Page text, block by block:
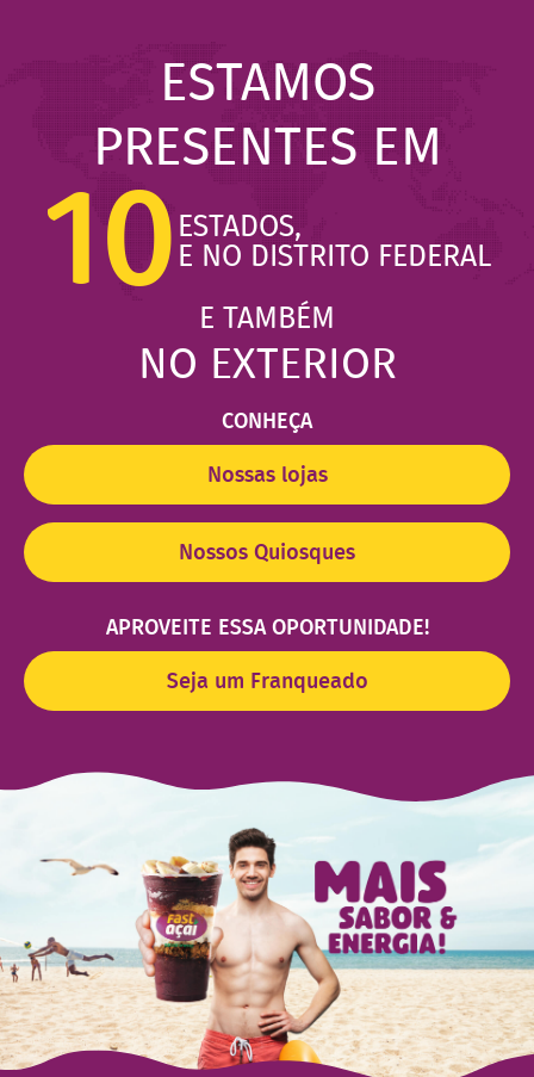
CONHEÇA
Nossas lojas
ESTAMOS
PRESENTES EM
10 ESTADOS,
E NO DISTRITO FEDERAL
E TAMBÉM
NO EXTERIOR
Nossos Quiosques
APROVEITE ESSA OPORTUNIDADE!
Seja um Franqueado